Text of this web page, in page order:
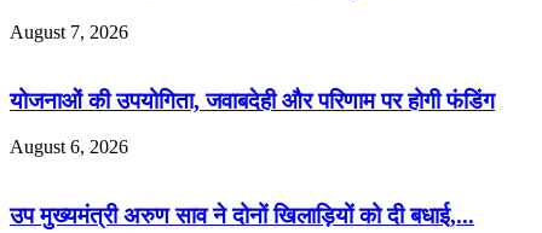
August 7, 2026
योजनाओं की उपयोगिता, जवाबदेही और परिणाम पर होगी फंडिंग
August 6, 2026
उप मुख्यमंत्री अरुण साव ने दोनों खिलाड़ियों को दी बधाई,...